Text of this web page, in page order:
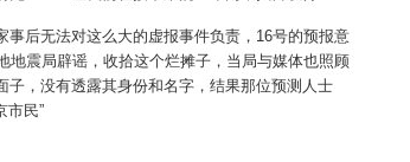
事后无法对这么大的虚报事件负责，16号的预报意
地震局辟谣，收拾这个烂摊子，当局与媒体也照顾
子，没有透露其身份和名字，结果那位预测人士
市民”